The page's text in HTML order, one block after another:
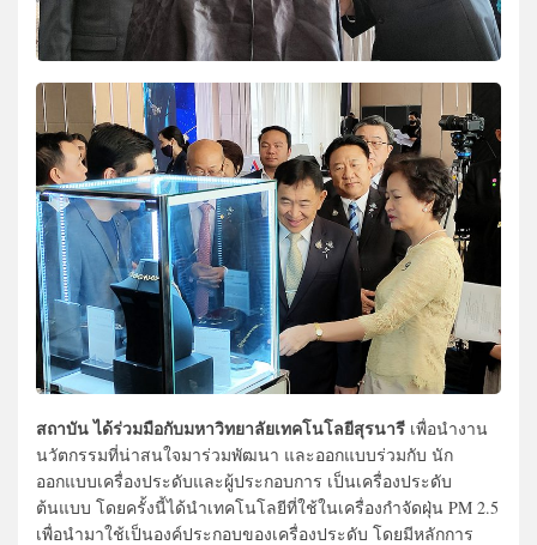
สถาบัน ได้ร่วมมือกับมหาวิทยาลัยเทคโนโลยีสุรนารี เพื่อนำงาน
นวัตกรรมที่น่าสนใจมาร่วมพัฒนา และออกแบบร่วมกับ นัก
ออกแบบเครื่องประดับและผู้ประกอบการ เป็นเครื่องประดับ
ต้นแบบ โดยครั้งนี้ได้นำเทคโนโลยีที่ใช้ในเครื่องกำจัดฝุ่น PM 2.5
เพื่อนำมาใช้เป็นองค์ประกอบของเครื่องประดับ โดยมีหลักการ